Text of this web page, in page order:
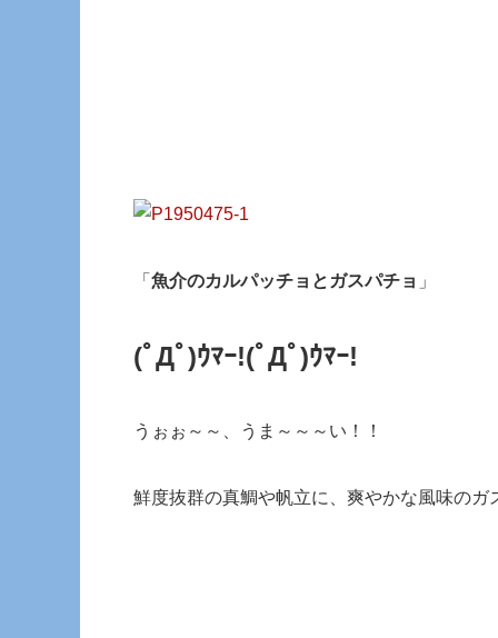
「 魚介のカルパッチョとガスパチョ 」
(ﾟДﾟ)ｳﾏｰ!(ﾟДﾟ)ｳﾏｰ!
うぉぉ～～、うま～～～い！！
鮮度抜群の真鯛や帆立に、爽やかな風味のガ